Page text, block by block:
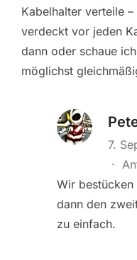
Kabelhalter verteile
verdeckt vor jeden
dann oder schaue
möglichst
7.
·
Wir bestücken
dann den
zu einfach.